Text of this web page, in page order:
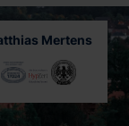
Mertens